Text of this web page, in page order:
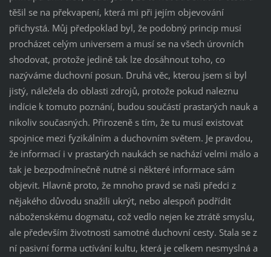
těšil se na překvapení, která mi při jejím objevování
přichystá. Můj předpoklad byl, že podobný princip musí
procházet celým universem a musí se na všech úrovních
shodovat, protože jedině tak lze dosáhnout toho, co
nazýváme duchovní posun. Druhá věc, kterou jsem si byl
jistý, náležela do oblasti zdrojů, protože pokud naleznu
indície k tomuto poznání, budou součástí prastarých nauk a
nikoliv současných. Přirozeně s tím, že tu musí existovat
spojnice mezi fyzikálním a duchovním světem. Je pravdou,
že informací i v prastarých naukách se nachází velmi málo a
tak je bezpodmínečně nutné si některé informace sám
objevit. Hlavně proto, že mnoho pravd se naši předci z
nějakého důvodu snažili ukrýt, nebo alespoň podřídit
náboženskému dogmatu, což vedlo nejen ke ztrátě smyslu,
ale především životnosti samotné duchovní cesty. Stala se z
ní pasivní forma uctívání kultu, která je celkem nesmyslná a